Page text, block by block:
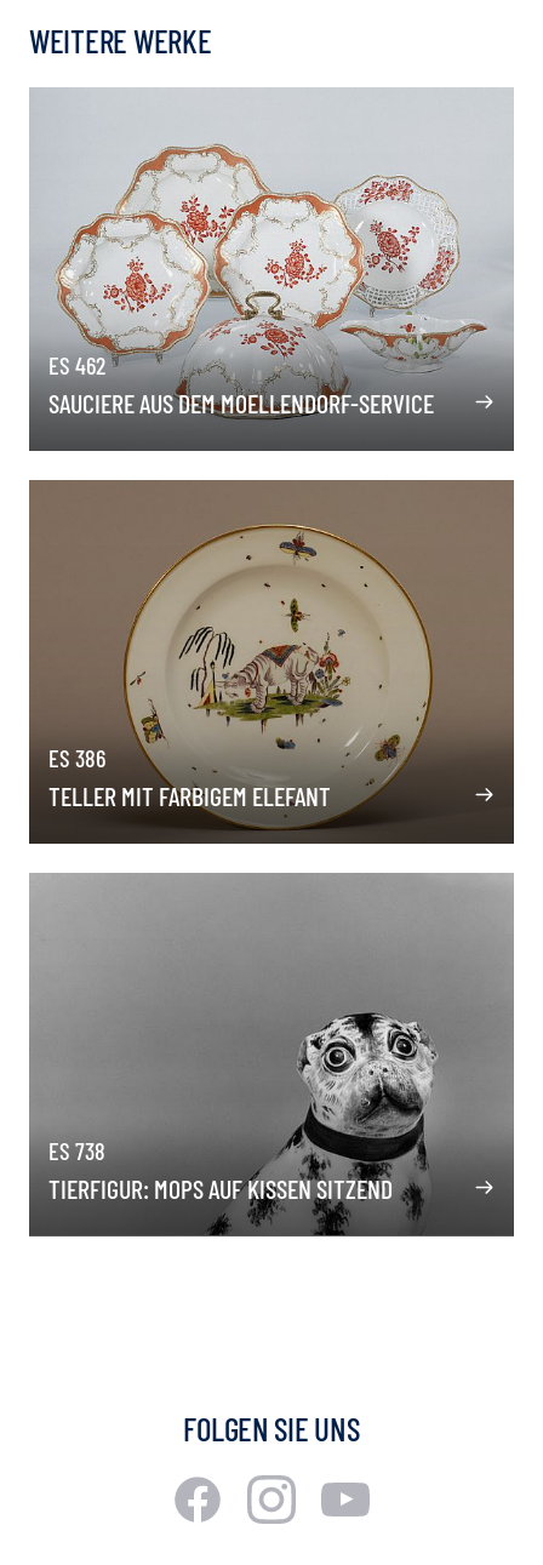
WEITERE WERKE
ES 462
SAUCIERE AUS DEM MOELLENDORF-SERVICE
ES 386
TELLER MIT FARBIGEM ELEFANT
ES 738
TIERFIGUR: MOPS AUF KISSEN SITZEND
FOLGEN SIE UNS